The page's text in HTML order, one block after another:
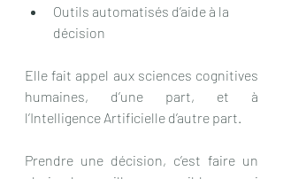
Outils automatisés d’aide à la
décision
Elle fait appel aux sciences cognitives
humaines, d’une part, et à
l’Intelligence Artificielle d’autre part.
Prendre une décision, c’est faire un